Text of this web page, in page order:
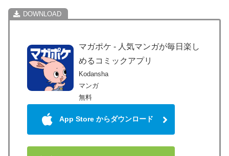
マガポケ - 人気マンガが毎日楽し
めるコミックアプリ
Kodansha
マンガ
無料
App Store からダウンロード